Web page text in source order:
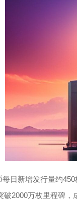
每日新增发行量约
破2000万枚里程碑